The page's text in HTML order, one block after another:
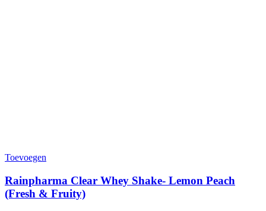
Toevoegen
Rainpharma Clear Whey Shake- Lemon Peach
(Fresh & Fruity)